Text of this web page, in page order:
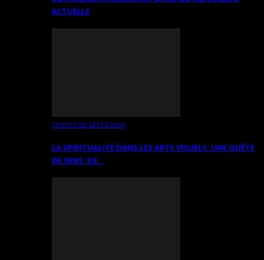
ACTUELLE
TEXTES DE RÉFLEXION
LA SPIRITUALITÉ DANS LES ARTS VISUELS: UNE QUÊTE
DE SENS, DE…